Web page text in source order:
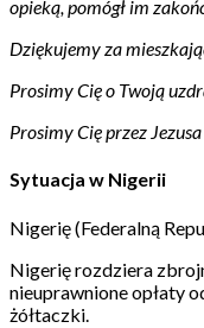
opieką, pomógł im
Dziękujemy za
Prosimy Cię o Twoją
Prosimy Cię przez
Sytuacja w Nigerii
Nigerię (Federalną
Nigerię rozdziera
nieuprawnione opłaty
żółtaczki.